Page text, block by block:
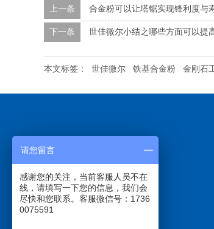
上一条 合金粉可以让塔锯实现锋利度与
下一条 世佳微尔小结之哪些方面可以提
本文标签： 世佳微尔 铁基合金粉 金刚石
请您留言
感谢您的关注，当前客服人员不在
线，请填写一下您的信息，我们会
尽快和您联系。客服微信号：1736
0075591